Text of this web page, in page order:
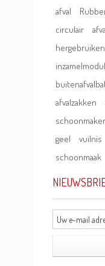
afval
circulair
hergebruiken
afvalzakken
geel
vuilnis
schoonmaak